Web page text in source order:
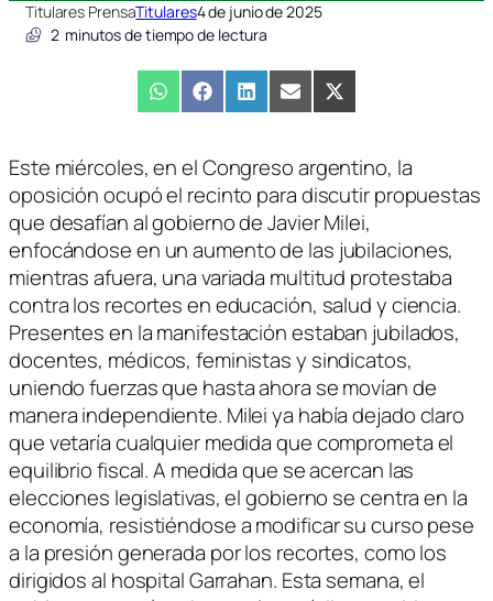
Titulares PrensaTitulares4 de junio de 2025
2 minutos de tiempo de lectura
Compartir
en
WhatsAppCompartir
en
FacebookCompartir
en
LinkedInCompartir
en
EmailCompartir
en
X
(Twitter)
Este miércoles, en el Congreso argentino, la
oposición ocupó el recinto para discutir propuestas
que desafían al gobierno de Javier Milei,
enfocándose en un aumento de las jubilaciones,
mientras afuera, una variada multitud protestaba
contra los recortes en educación, salud y ciencia.
Presentes en la manifestación estaban jubilados,
docentes, médicos, feministas y sindicatos,
uniendo fuerzas que hasta ahora se movían de
manera independiente. Milei ya había dejado claro
que vetaría cualquier medida que comprometa el
equilibrio fiscal. A medida que se acercan las
elecciones legislativas, el gobierno se centra en la
economía, resistiéndose a modificar su curso pese
a la presión generada por los recortes, como los
dirigidos al hospital Garrahan. Esta semana, el